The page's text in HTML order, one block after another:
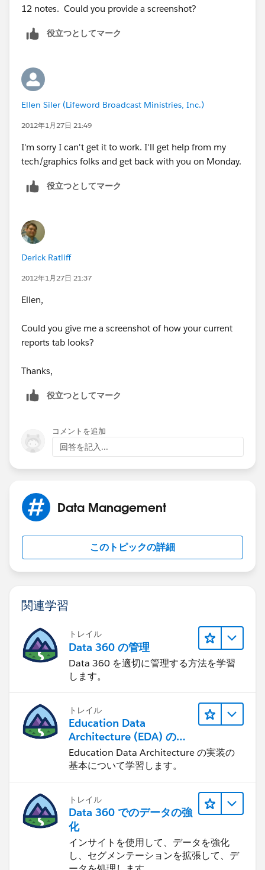
12 notes. Could you provide a screenshot?
役立つとしてマーク
Ellen Siler (Lifeword Broadcast Ministries, Inc.)
2012年1月27日 21:49
I'm sorry I can't get it to work. I'll get help from my
tech/graphics folks and get back with you on Monday.
役立つとしてマーク
Derick Ratliff
2012年1月27日 21:37
Ellen,
Could you give me a screenshot of how your current
reports tab looks?
Thanks,
役立つとしてマーク
コメントを追加
回答を記入...
Data Management
このトピックの詳細
関連学習
トレイル
Data 360 の管理
Data 360 を適切に管理する方法を学習
します。
トレイル
Education Data
Architecture (EDA) の管
理
Education Data Architecture の実装の
基本について学習します。
トレイル
Data 360 でのデータの強
化
インサイトを使用して、データを強化
し、セグメンテーションを拡張して、デ